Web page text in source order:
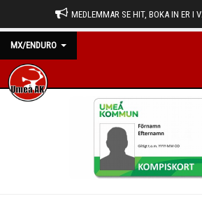
MEDLEMMAR SE HIT, BOKA IN ER I
MX/ENDURO
HEM